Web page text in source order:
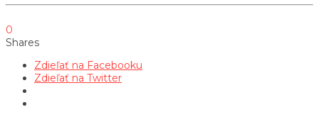
0
Shares
Zdieľať na Facebooku
Zdieľať na Twitter